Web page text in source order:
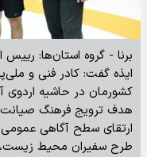
برنا - گروه استان‌ها:
ایذه گفت: کادر فنی و
کشورمان در حاشیه اردوی
هدف ترویج فرهنگ
ارتقای سطح آگاهی عمومی
طرح سفیران محیط